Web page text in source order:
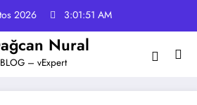
2026 3:01:52 AM
Nural
– vExpert